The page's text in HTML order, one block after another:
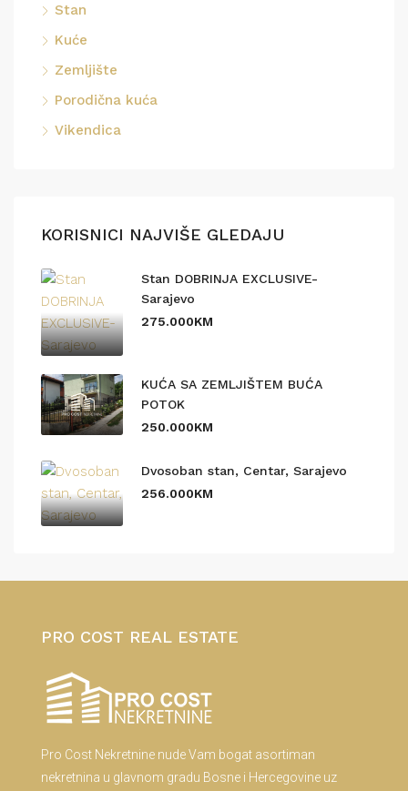
Stan
Kuće
Zemljište
Porodična kuća
Vikendica
KORISNICI NAJVIŠE GLEDAJU
Stan DOBRINJA EXCLUSIVE-
Sarajevo
275.000KM
KUĆA SA ZEMLJIŠTEM BUĆA
POTOK
250.000KM
Dvosoban stan, Centar, Sarajevo
256.000KM
PRO COST REAL ESTATE
Pro Cost Nekretnine nude Vam bogat asortiman
nekretnina u glavnom gradu Bosne i Hercegovine uz